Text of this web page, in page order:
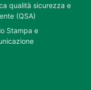
qualità sicurezza e
(QSA)
Stampa e